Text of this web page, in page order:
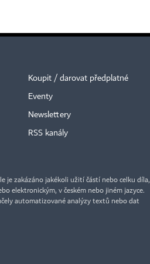
Koupit / darovat předplatné
Eventy
Newslettery
RSS kanály
je zakázáno jakékoli užití částí nebo celku díla,
elektronickým, v českém nebo jiném jazyce.
automatizované analýzy textů nebo dat